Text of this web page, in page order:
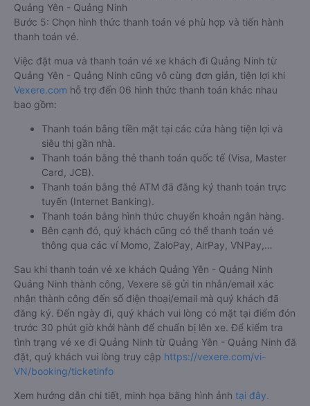
Quảng Yên - Quảng Ninh
Bước 5: Chọn hình thức thanh toán vé phù hợp và tiến hành
thanh toán vé.
Việc đặt mua và thanh toán vé xe khách đi Quảng Ninh từ
Quảng Yên - Quảng Ninh cũng vô cùng đơn giản, tiện lợi khi
Vexere.com hỗ trợ đến 06 hình thức thanh toán khác nhau
bao gồm:
Thanh toán bằng tiền mặt tại các cửa hàng tiện lợi và
siêu thị gần nhà.
Thanh toán bằng thẻ thanh toán quốc tế (Visa, Master
Card, JCB).
Thanh toán bằng thẻ ATM đã đăng ký thanh toán trực
tuyến (Internet Banking).
Thanh toán bằng hình thức chuyển khoản ngân hàng.
Bên cạnh đó, quý khách cũng có thể thanh toán vé
thông qua các ví Momo, ZaloPay, AirPay, VNPay,…
Sau khi thanh toán vé xe khách Quảng Yên - Quảng Ninh
Quảng Ninh thành công, Vexere sẽ gửi tin nhắn/email xác
nhận thành công đến số điện thoại/email mà quý khách đã
đăng ký. Đến ngày đi, quý khách vui lòng có mặt tại điểm đón
trước 30 phút giờ khởi hành để chuẩn bị lên xe. Để kiểm tra
tình trạng vé xe đi Quảng Ninh từ Quảng Yên - Quảng Ninh đã
đặt, quý khách vui lòng truy cập https://vexere.com/vi-
VN/booking/ticketinfo
Xem hướng dẫn chi tiết, minh họa bằng hình ảnh tại đây.